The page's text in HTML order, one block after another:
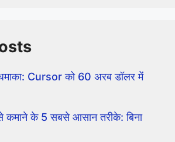
Cursor को 60 अरब डॉलर में
के 5 सबसे आसान तरीके: बिना